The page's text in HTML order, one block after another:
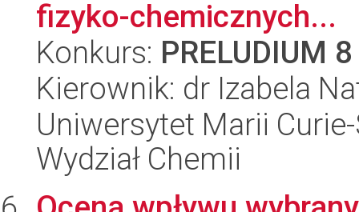
fizyko-chemicznych...
Konkurs: PRELUDIUM 8
Kierownik: dr Izabela
Uniwersytet Marii
Wydział Chemii